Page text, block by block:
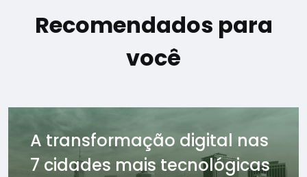
Recomendados para
você
A transformação digital nas
7 cidades mais tecnológicas